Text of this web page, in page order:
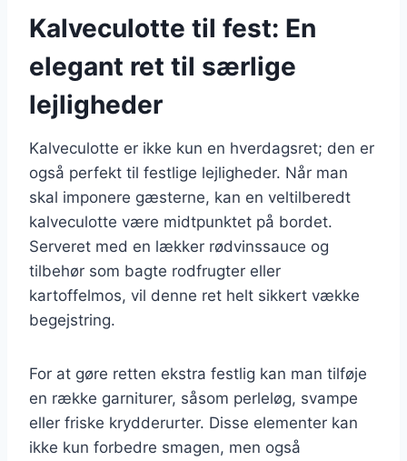
Kalveculotte til fest: En
elegant ret til særlige
lejligheder
Kalveculotte er ikke kun en hverdagsret; den er
også perfekt til festlige lejligheder. Når man
skal imponere gæsterne, kan en veltilberedt
kalveculotte være midtpunktet på bordet.
Serveret med en lækker rødvinssauce og
tilbehør som bagte rodfrugter eller
kartoffelmos, vil denne ret helt sikkert vække
begejstring.
For at gøre retten ekstra festlig kan man tilføje
en række garniturer, såsom perleløg, svampe
eller friske krydderurter. Disse elementer kan
ikke kun forbedre smagen, men også